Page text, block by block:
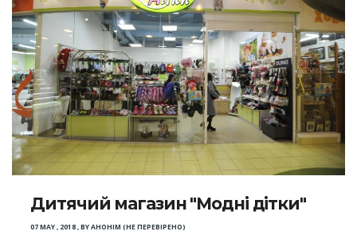
Дитячий магазин "Модні дітки"
07 MAY , 2018,BYАНОНІМ (НЕ ПЕРЕВІРЕНО)